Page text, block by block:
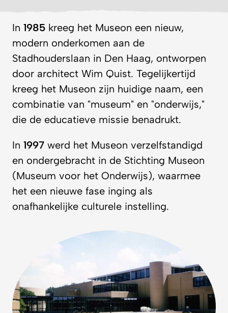
In 1985 kreeg het Museon een nieuw,
modern onderkomen aan de
Stadhouderslaan in Den Haag, ontworpen
door architect Wim Quist. Tegelijkertijd
kreeg het Museon zijn huidige naam, een
combinatie van "museum" en "onderwijs,"
die de educatieve missie benadrukt.
In 1997 werd het Museon verzelfstandigd
en ondergebracht in de Stichting Museon
(Museum voor het Onderwijs), waarmee
het een nieuwe fase inging als
onafhankelijke culturele instelling.